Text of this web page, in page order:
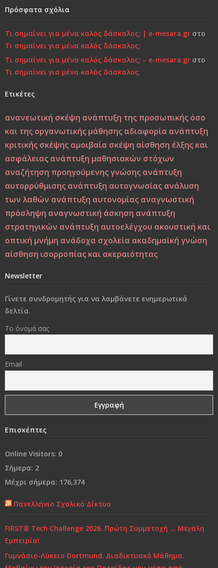
Επιστροφή στην Παιδικότητα “τώρα”..!
Κάτι τελειώνει, μέρα με τη μέρα… Μήπως είναι πια πολύ
αργά;»…
Χτίζοντας την Ψυχική Ανθεκτικότητα στους «Ύποπτους»
Φιλοσοφική και Κριτική Προσέγγιση
Εσύ φταις, φώναξε, εσύ!
Μεταξύ σφύρας και άκμονος. Η νεότητα της ελπίδας ως
ελπίδα των νέων
Από τη Βιοπαιδαγωγική στη Ζωοπαιδαγωγική;
Το δέντρο, το πουλί και τα φτερά: Η αλληγορία της
πίστης στον εαυτό στους ύποπτους καιρούς
Η Παιδεία και η Μάθηση υπό το Πρίσμα του Δημήτρη
Λιαντίνη – Ακαδημαϊκή και Υπαρξιακή Επανεξέταση
Η σωματική βία: Η κορυφή του παγόβουνου, οι σιωπηλές
μορφές βίας που προμηνύουν το κακό
άνθρωπος..!
«Δεν φωτιζόμαστε κοιτάζοντας το φως, αλλά
βυθιζόμενοι στο σκοτάδι μας»
Γονικές συμπεριφορές που εμποδίζουν τα παιδιά να
Ναι, θα έφευγα
Από τη «συμμωρία» στη…«συμμορία»..!
Ο κόσμος μας…
Χρόνια Πολλά...
Ελένη Γλύκατζη Αρβελέρ: Η Παιδεία είναι το μόνο
αντίδοτο στην κρίση και ξεκινά από το σπίτι
Τι και πώς να μαθαίνουμε
Πρόσφατα σχόλια
Τι σημαίνει για μένα καλός δάσκαλος; | e-mesara.gr στο
Τι σημαίνει για μένα καλός δάσκαλος;
Τι σημαίνει για μένα καλός δάσκαλος; – e-mesara.gr στο
Τι σημαίνει για μένα καλός δάσκαλος;
Ετικέτες
ανανεωτική σκέψη ανάπτυξη της προσωπικής όσο
και της οργανωτικής μάθησης αδιαφορία ανάπτυξη
κριτικής σκέψης αμοιβαία σκέψη αίσθηση έλξης και
ασφάλειας ανάπτυξη μαθησιακών στόχων
αναζήτηση προηγούμενης γνώσης ανάπτυξη
αυτορρύθμισης ανάπτυξη αυτογνωσίας ανάλυση
των λαθών ανάπτυξη αυτονομίας αναγνωστική
πρόσληψη αναγνωστική άσκηση ανάπτυξη
στρατηγικών ανάπτυξη αυτοελέγχου ακουστική και
οπτική μνήμη ανάδοχα σχολεία ακαδημαϊκή γνώση
αίσθηση ισορροπίας και ακεραιότητας
Newsletter
Γίνετε συνδρομητής για να λαμβάνετε ενημερωτικά
δελτία.
Το όνομά σας
Email
Επισκέπτες
Online Visitors: 0
Σήμερα: 2
Μέχρι σήμερα: 176,374
Πανελλήνιο Σχολικό Δίκτυο
FIRST® Tech Challenge 2026. Πρώτη Συμμετοχή … Μεγάλη
Εμπειρία!
Γυμνάσιο-Λύκειο Dortmund. Διαδικτυακό Μάθημα.